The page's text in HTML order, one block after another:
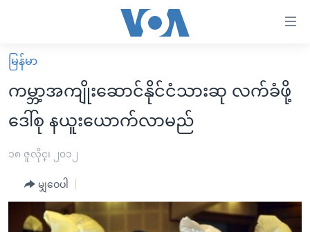
လွယ်ကူ
စေ
သည့်
များ
အကြောင်းအရာ
မူလစာမျက်နှာ
မြန်မာ
ကမ္ဘာ့သတင်းများ
နိုင်ငံတကာ
အစ္စရေး-ပါလက်စတိုင်း
ဗွီဒီယို
ရပ်ဝန်းတခု လမ်းတခု အလွန်
အင်္ဂလိပ်စာလေ့လာမယ်
မြန်မာ
ကမ္ဘာ့အကျိုးဆောင်နိုင်ငံသားဆု လက်ခံဖို့
ဒေါ်စု နယူးယောက်လာမည်
၁၈ ဇူလိုင္၊ ၂၀၁၂
မျှဝေပါ